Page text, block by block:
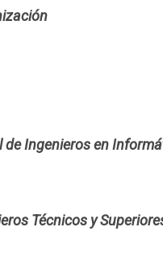
Ingenieros en
Técnicos y